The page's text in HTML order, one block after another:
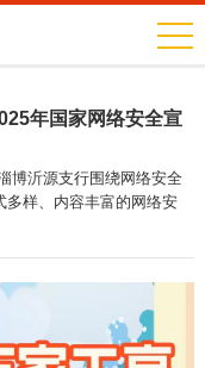
年国家网络安全宣
博沂源支行围绕网络安全
多样、内容丰富的网络安